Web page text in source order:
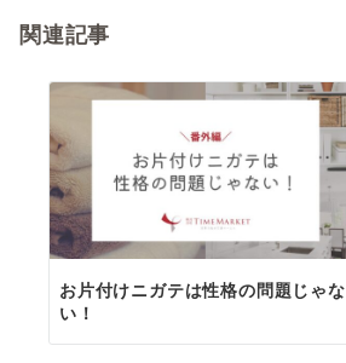
ン
関連記事
お片付けニガテは性格の問題じゃな
い！